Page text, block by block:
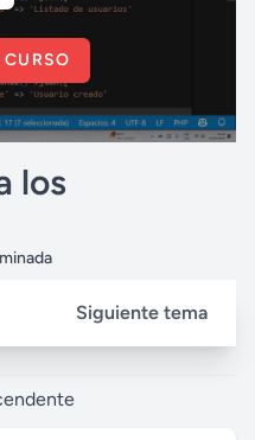
CURSO
los
Siguiente tema